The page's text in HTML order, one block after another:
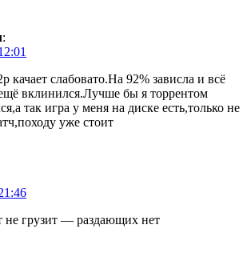
:
качает слабовато.На 92% зависла и всё
вклинился.Лучше бы я торрентом
так игра у меня на диске есть,только не
уже стоит
не грузит — раздающих нет